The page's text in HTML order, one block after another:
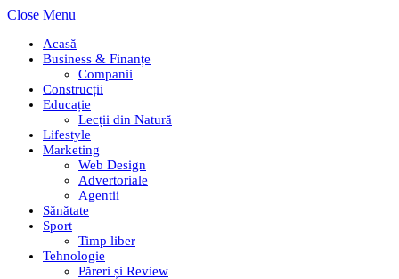
Close Menu
Acasă
Business & Finanțe
Companii
Construcții
Educație
Lecții din Natură
Lifestyle
Marketing
Web Design
Advertoriale
Agentii
Sănătate
Sport
Timp liber
Tehnologie
Păreri și Review